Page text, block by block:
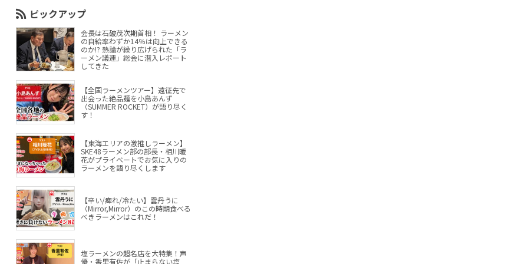
ピックアップ
会長は石破茂次期首相！ ラーメン
の自給率わずか14％は向上できる
のか!? 熱論が繰り広げられた「ラ
ーメン議連」総会に潜入レポート
してきた
【全国ラーメンツアー】遠征先で
出会った絶品麺を小島あんず
（SUMMER ROCKET）が語り尽く
す！
【東海エリアの激推しラーメン】
SKE48ラーメン部の部長・相川暖
花がプライベートでお気に入りの
ラーメンを語り尽くします
【辛い/痺れ/冷たい】雲丹うに
（Mirror,Mirror）のこの時期食べる
べきラーメンはこれだ！
塩ラーメンの超名店を大特集！声
優・香里有佐が「止まらない塩